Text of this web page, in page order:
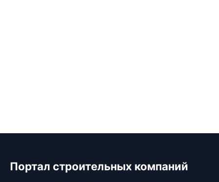
Портал строительных компаний